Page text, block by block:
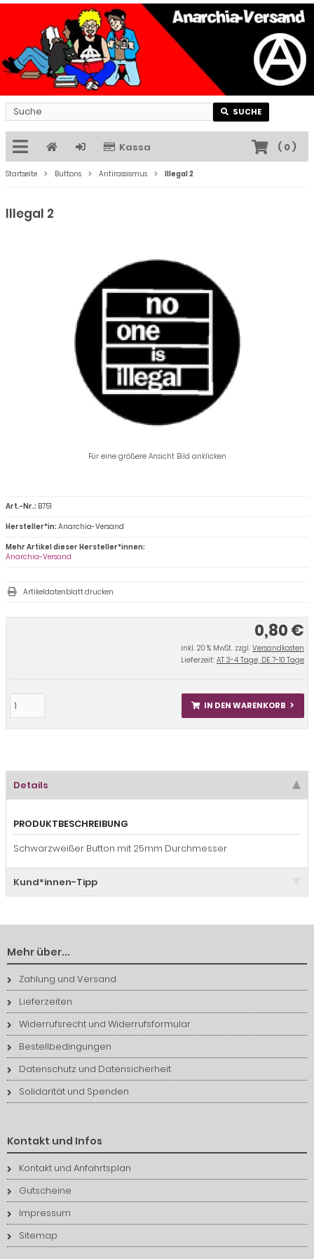
SUCHE
Kassa ( 0)
Startseite Buttons Antirassismus Illegal 2
Illegal 2
Für eine größere Ansicht Bild anklicken
0,80 €
inkl. 20 % MwSt. zzgl. Versandkosten
Lieferzeit: AT 3-4 Tage, DE 7-10 Tage
IN DEN WARENKORB
Art.-Nr.: B751
Hersteller*in:Anarchia-Versand
Mehr Artikel dieser Hersteller*innen:
Anarchia-Versand
Artikeldatenblatt drucken
Details
PRODUKTBESCHREIBUNG
Schwarzweißer Button mit 25mm Durchmesser
Kund*innen-Tipp
Mehr über...
Zahlung und Versand
Lieferzeiten
Widerrufsrecht und Widerrufsformular
Bestellbedingungen
Datenschutz und Datensicherheit
Solidarität und Spenden
Kontakt und Infos
Kontakt und Anfahrtsplan
Gutscheine
Impressum
Sitemap